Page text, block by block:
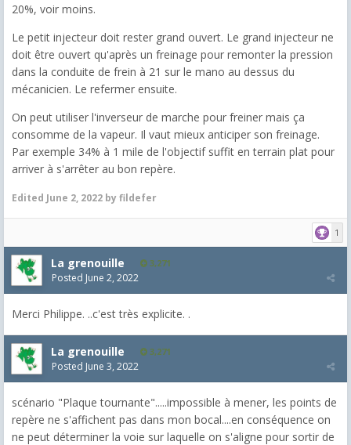
20%, voir moins.
Le petit injecteur doit rester grand ouvert. Le grand injecteur ne
doit être ouvert qu'après un freinage pour remonter la pression
dans la conduite de frein à 21 sur le mano au dessus du
mécanicien. Le refermer ensuite.
On peut utiliser l'inverseur de marche pour freiner mais ça
consomme de la vapeur. Il vaut mieux anticiper son freinage.
Par exemple 34% à 1 mile de l'objectif suffit en terrain plat pour
arriver à s'arrêter au bon repère.
Edited June 2, 2022 by fildefer
1
La grenouille 3,271
Posted June 2, 2022
Merci Philippe. ..c'est très explicite. .
La grenouille 3,271
Posted June 3, 2022
scénario "Plaque tournante".....impossible à mener, les points de
repère ne s'affichent pas dans mon bocal....en conséquence on
ne peut déterminer la voie sur laquelle on s'aligne pour sortir de